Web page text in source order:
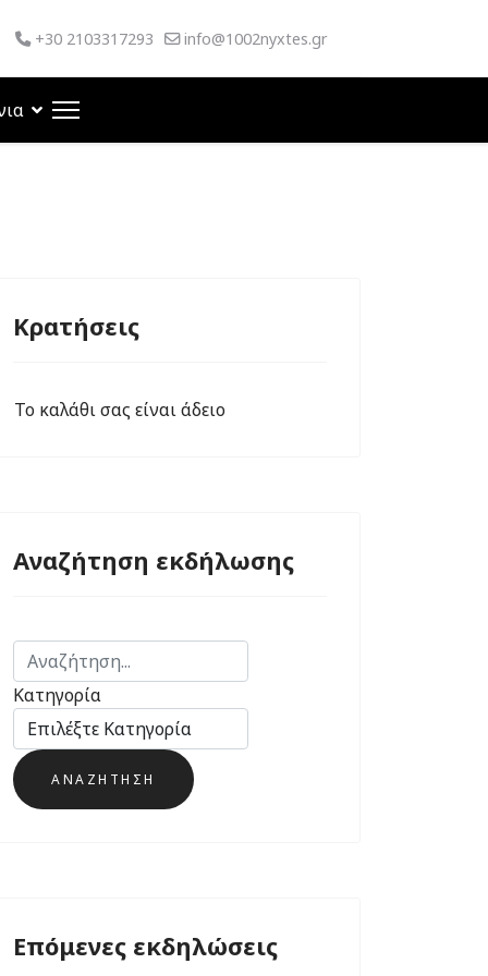
+30 2103317293 info@1002nyxtes.gr
Κρατήσεις
Το καλάθι σας είναι άδειο
Αναζήτηση εκδήλωσης
Κατηγορία
Επόμενες εκδηλώσεις